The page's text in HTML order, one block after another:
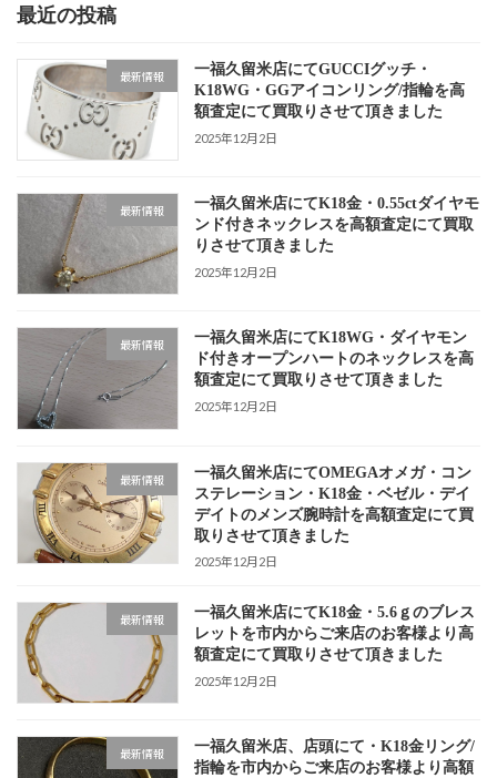
最近の投稿
最新情報
一福久留米店にてGUCCIグッチ・
K18WG・GGアイコンリング/指輪を高
額査定にて買取りさせて頂きました
2025年12月2日
最新情報
一福久留米店にてK18金・0.55ctダイヤモ
ンド付きネックレスを高額査定にて買取
りさせて頂きました
2025年12月2日
最新情報
一福久留米店にてK18WG・ダイヤモン
ド付きオープンハートのネックレスを高
額査定にて買取りさせて頂きました
2025年12月2日
最新情報
一福久留米店にてOMEGAオメガ・コン
ステレーション・K18金・ベゼル・デイ
デイトのメンズ腕時計を高額査定にて買
取りさせて頂きました
2025年12月2日
最新情報
一福久留米店にてK18金・5.6ｇのブレス
レットを市内からご来店のお客様より高
額査定にて買取りさせて頂きました
2025年12月2日
最新情報
一福久留米店、店頭にて・K18金リング/
指輪を市内からご来店のお客様より高額